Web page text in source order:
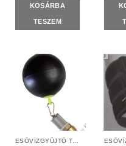
KOSÁRBA
TESZEM
ESŐVÍZGYŰJTŐ TARTÁLYOK KIEGÉSZÍTŐI